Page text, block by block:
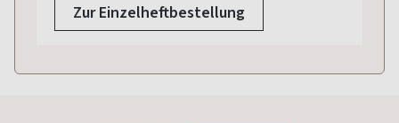
Zur Einzelheftbestellung